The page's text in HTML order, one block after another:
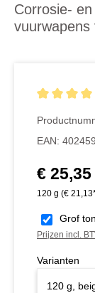
Corrosie-
vuurwapens
EAN:
Normale prijs:
€ 25,35
120 g (€
Grof
Prijzen incl.
Varianten